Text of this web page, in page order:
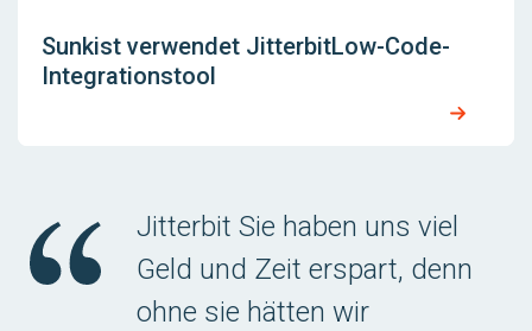
Sunkist verwendet JitterbitLow-Code-
Integrationstool
Jitterbit Sie haben uns viel
Geld und Zeit erspart, denn
ohne sie hätten wir